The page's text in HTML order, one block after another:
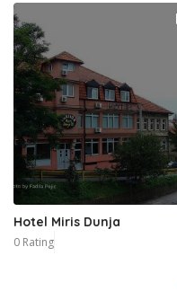
Hotel Miris Dunja
0 Rating